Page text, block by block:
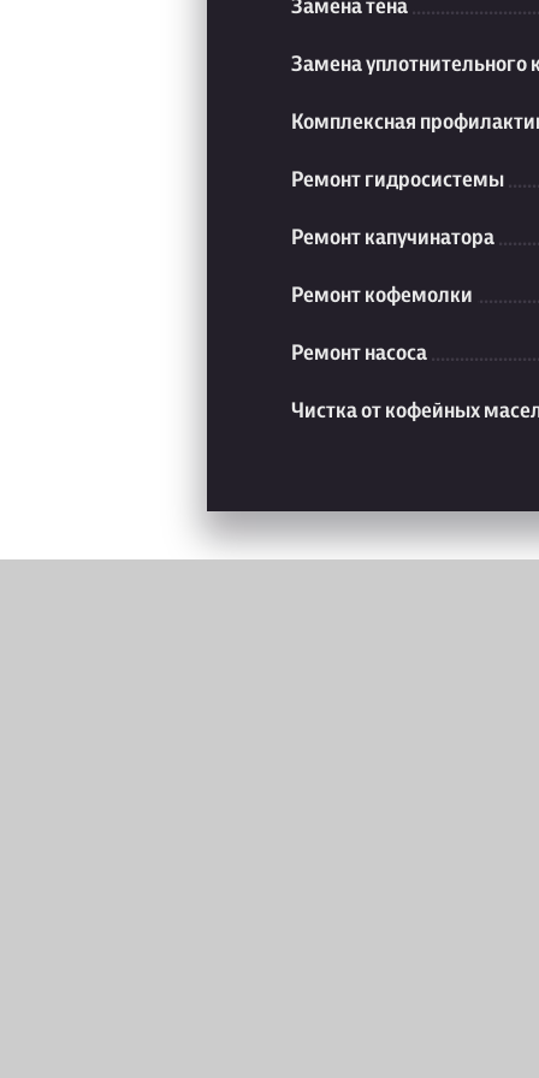
Замена тена
Замена уплотнительного
Комплексная
Ремонт гидросистемы
Ремонт капучинатора
Ремонт кофемолки
Ремонт насоса
Чистка от кофейных